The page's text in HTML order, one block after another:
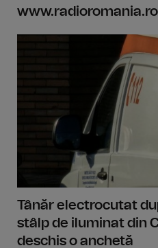
www.radioromania.ro
Tânăr electrocutat
stâlp de iluminat din
deschis o anchetă